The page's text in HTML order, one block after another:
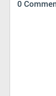
0